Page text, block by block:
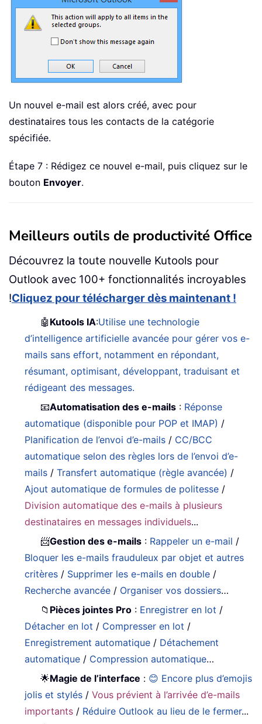
Un nouvel e-mail est alors créé, avec pour
destinataires tous les contacts de la catégorie
spécifiée.
Étape 7 : Rédigez ce nouvel e-mail, puis cliquez sur le
bouton Envoyer.
Meilleurs outils de productivité Office
Découvrez la toute nouvelle Kutools pour
Outlook avec 100+ fonctionnalités incroyables
!Cliquez pour télécharger dès maintenant !
🤖 Kutools IA:Utilise une technologie
d’intelligence artificielle avancée pour gérer vos e-
mails sans effort, notamment en répondant,
résumant, optimisant, développant, traduisant et
rédigeant des messages.
📧Automatisation des e-mails : Réponse
automatique (disponible pour POP et IMAP) /
Planification de l’envoi d’e-mails / CC/BCC
automatique selon des règles lors de l’envoi d’e-
mails /Transfert automatique (règle avancée) /
Ajout automatique de formules de politesse /
Division automatique des e-mails à plusieurs
destinataires en messages individuels...
📨Gestion des e-mails : Rappeler un e-mail /
Bloquer les e-mails frauduleux par objet et autres
critères / Supprimer les e-mails en double /
Recherche avancée / Organiser vos dossiers…
📁 Pièces jointes Pro : Enregistrer en lot /
Détacher en lot / Compresser en lot /
Enregistrement automatique / Détachement
automatique / Compression automatique…
🌟Magie de l’interface : 😊 Encore plus d’emojis
jolis et stylés /Vous prévient à l’arrivée d’e-mails
importants / Réduire Outlook au lieu de le fermer...